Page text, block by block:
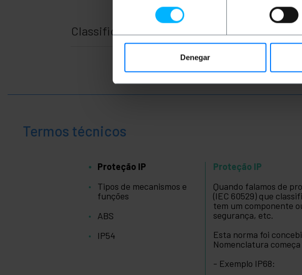
consentimiento
Denegar
Classificação
Termos técnicos
Proteção IP
Tipos de mecanismos e
funções
ABS
IP54
Proteção IP
Quando falamos de
(IEC 60529) que
tem um componente
segurança, etc.
Esta norma foi
Nomenclatura
- Exemplo IP68: